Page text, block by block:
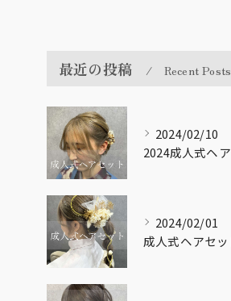
最近の投稿 Recent Posts
2024/02/10
2024/02/01